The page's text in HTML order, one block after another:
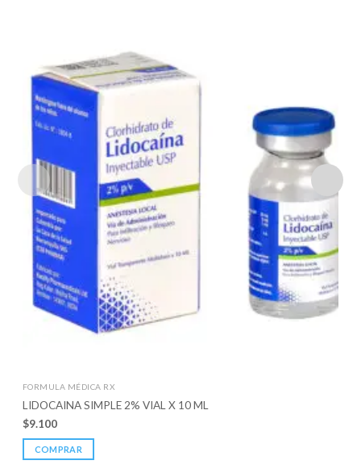
FORMULA MÉDICA RX
LIDOCAINA SIMPLE 2% VIAL X 10 ML
$9.100
COMPRAR